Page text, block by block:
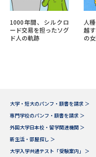
1000年間、シルクロ
ード交易を担ったソグ
ド人の軌跡
人
越
の
大学・短大のパンフ・願書を請求 ＞
専門学校のパンフ・願書を請求 ＞
外国大学日本校・留学関連機関 ＞
新生活・部屋探し ＞
大学入学共通テスト「受験案内」 ＞